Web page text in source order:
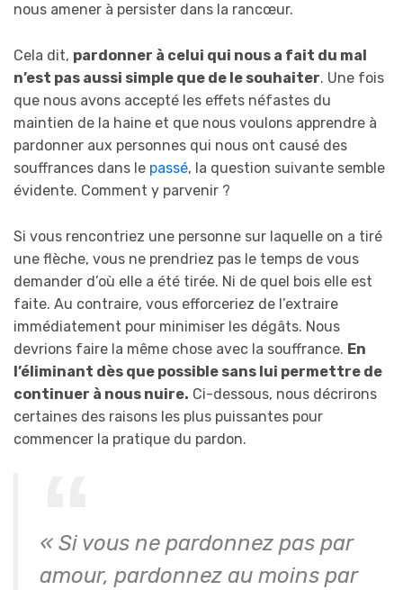
nous amener à persister dans la rancœur.
Cela dit, pardonner à celui qui nous a fait du mal
n’est pas aussi simple que de le souhaiter. Une fois
que nous avons accepté les effets néfastes du
maintien de la haine et que nous voulons apprendre à
pardonner aux personnes qui nous ont causé des
souffrances dans le passé, la question suivante semble
évidente. Comment y parvenir ?
Si vous rencontriez une personne sur laquelle on a tiré
une flèche, vous ne prendriez pas le temps de vous
demander d’où elle a été tirée. Ni de quel bois elle est
faite. Au contraire, vous efforceriez de l’extraire
immédiatement pour minimiser les dégâts. Nous
devrions faire la même chose avec la souffrance. En
l’éliminant dès que possible sans lui permettre de
continuer à nous nuire. Ci-dessous, nous décrirons
certaines des raisons les plus puissantes pour
commencer la pratique du pardon.
« Si vous ne pardonnez pas par
amour, pardonnez au moins par